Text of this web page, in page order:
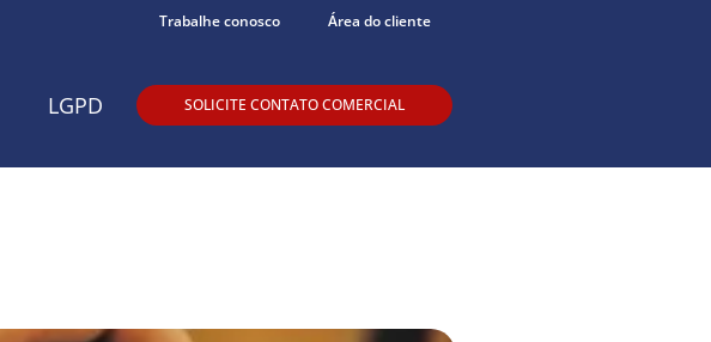
Trabalhe conosco Área do cliente
LGPD SOLICITE CONTATO COMERCIAL